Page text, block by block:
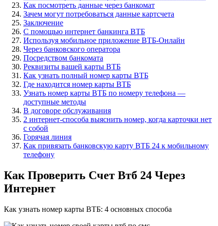
Как посмотреть данные через банкомат
Зачем могут потребоваться данные картсчета
Заключение
С помощью интернет банкинга ВТБ
Используя мобильное приложение ВТБ-Онлайн
Через банковского оператора
Посредством банкомата
Реквизиты вашей карты ВТБ
Как узнать полный номер карты ВТБ
Где находится номер карты ВТБ
Узнать номер карты ВТБ по номеру телефона —
доступные методы
В договоре обслуживания
2 интернет-способа выяснить номер, когда карточки нет
с собой
Горячая линия
Как привязать банковскую карту ВТБ 24 к мобильному
телефону
Как Проверить Счет Втб 24 Через
Интернет
Как узнать номер карты ВТБ: 4 основных способа